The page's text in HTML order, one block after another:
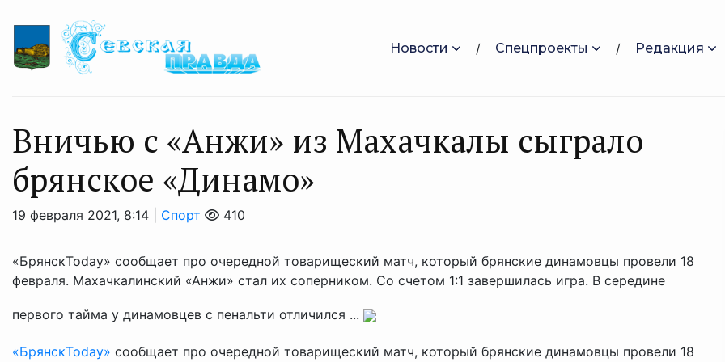
Новости Спецпроекты Редакция
Вничью с «Анжи» из Махачкалы сыграло
брянское «Динамо»
19 февраля 2021, 8:14 | Спорт 410
«БрянскToday» сообщает про очередной товарищеский матч, который брянские динамовцы провели 18
февраля. Махачкалинский «Анжи» стал их соперником. Со счетом 1:1 завершилась игра. В середине
первого тайма у динамовцев с пенальти отличился ...
«БрянскToday» сообщает про очередной товарищеский матч, который брянские динамовцы провели 18